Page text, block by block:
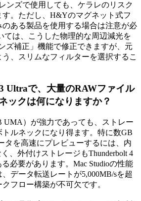
ンズで使用しても、ケラレのリスク
す。ただし、H&Yのマグネット式フ
のある製品を使用する場合は注意が必
ては、こうした物理的な周辺減光を
ズ補正」機能で修正できますが、元
、スリムなフィルターを選択するこ
Ultraで、大量のRAWファイル
ックは何になりますか？
UMA）が強力であっても、ストレー
ルネックになり得ます。特に数GB
タを高速にプレビューするには、内
、外付けストレージもThunderbolt 4
必要があります。Mac Studioの性能
データ転送レートが5,000MB/sを超
フロー構築が不可欠です。